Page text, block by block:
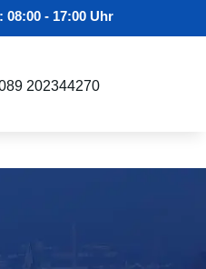
08:00 - 17:00 Uhr
202344270